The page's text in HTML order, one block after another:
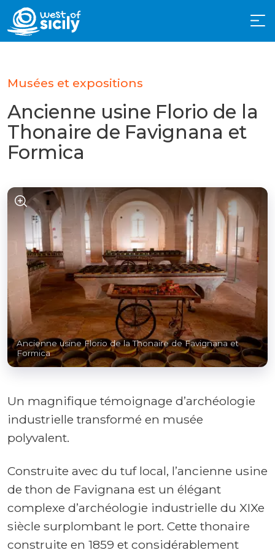
Musées et expositions
Ancienne usine Florio de la
Thonaire de Favignana et
Formica
Ancienne usine Florio de la Thonaire de Favignana et
Formica
Un magnifique témoignage d’archéologie
industrielle transformé en musée
polyvalent.
Construite avec du tuf local, l’ancienne usine
de thon de Favignana est un élégant
complexe d’archéologie industrielle du XIXe
siècle surplombant le port. Cette thonaire
construite en 1859 et considérablement